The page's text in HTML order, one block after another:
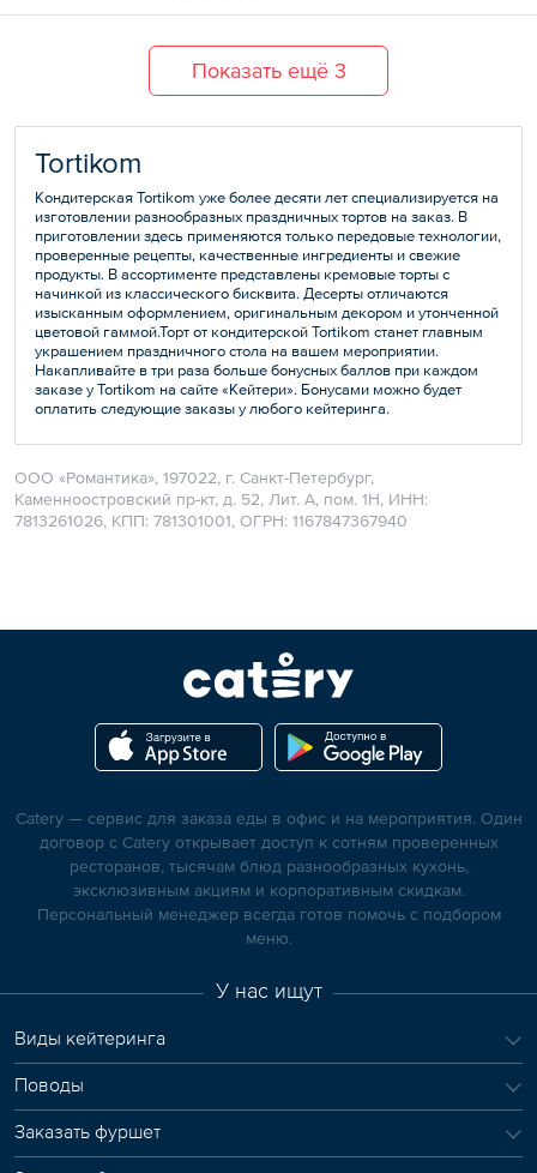
Показать ещё 3
Tortikom
Кондитерская Tortikom уже более десяти лет специализируется на
изготовлении разнообразных праздничных тортов на заказ. В
приготовлении здесь применяются только передовые технологии,
проверенные рецепты, качественные ингредиенты и свежие
продукты. В ассортименте представлены кремовые торты с
начинкой из классического бисквита. Десерты отличаются
изысканным оформлением, оригинальным декором и утонченной
цветовой гаммой.Торт от кондитерской Tortikom станет главным
украшением праздничного стола на вашем мероприятии.
Накапливайте в три раза больше бонусных баллов при каждом
заказе у Tortikom на сайте «Кейтери». Бонусами можно будет
оплатить следующие заказы у любого кейтеринга.
ООО «Романтика», 197022, г. Санкт-Петербург,
Каменноостровский пр-кт, д. 52, Лит. А, пом. 1Н, ИНН:
7813261026, КПП: 781301001, ОГРН: 1167847367940
Catery — сервис для заказа еды в офис и на мероприятия. Один
договор с Catery открывает доступ к сотням проверенных
ресторанов, тысячам блюд разнообразных кухонь,
эксклюзивным акциям и корпоративным скидкам.
Персональный менеджер всегда готов помочь с подбором
меню.
У нас ищут
Виды кейтеринга
Поводы
Заказать фуршет